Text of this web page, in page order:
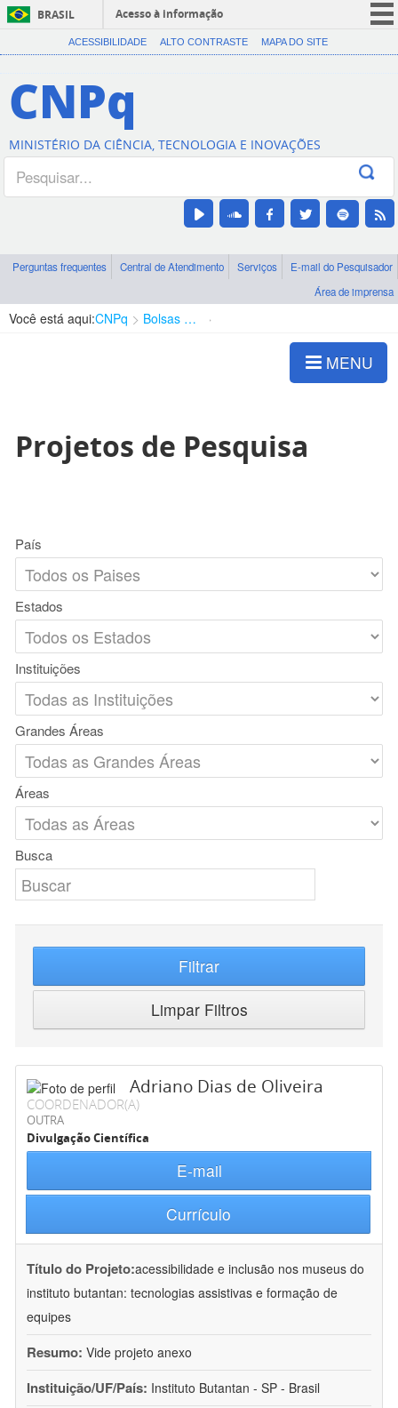
BRASIL
Acesso à informação
CORONAVÍRUS (COVID-19)
Canais
ACESSIBILIDADE ALTO CONTRASTE MAPA DO SITE
CNPq
MINISTÉRIO DA CIÊNCIA, TECNOLOGIA E INOVAÇÕES
Perguntas frequentes Central de Atendimento Serviços
E-mail do Pesquisador
Área de imprensa
Você está aqui:CNPq Bolsas e Auxílios Vigentes
MENU
Projetos de Pesquisa
País
Estados
Instituições
Grandes Áreas
Áreas
Busca
Filtrar
Limpar Filtros
Adriano Dias de Oliveira
COORDENADOR(A)
OUTRA
Divulgação Científica
E-mail
Currículo
Título do Projeto:acessibilidade e inclusão nos museus do
instituto butantan: tecnologias assistivas e formação de
equipes
Resumo: Vide projeto anexo
Instituição/UF/País: Instituto Butantan - SP - Brasil